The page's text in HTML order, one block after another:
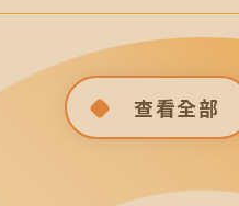
查看全部